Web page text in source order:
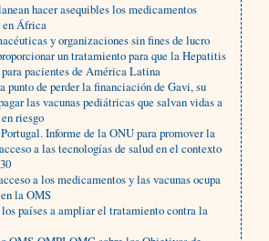
hacer asequibles los medicamentos
en África
y organizaciones sin fines de lucro
un tratamiento para que la Hepatitis
pacientes de América Latina
punto de perder la financiación de Gavi, su
las vacunas pediátricas que salvan vidas a
riesgo
Informe de la ONU para promover la
a las tecnologías de salud en el contexto
a los medicamentos y las vacunas ocupa
la OMS
países a ampliar el tratamiento contra la